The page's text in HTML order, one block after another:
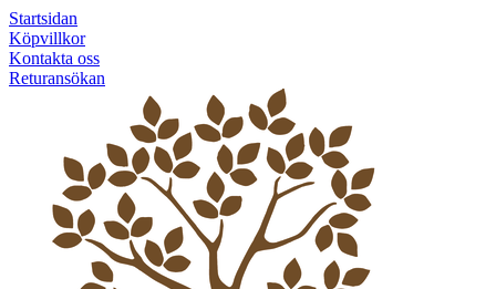
Startsidan
Köpvillkor
Kontakta oss
Returansökan